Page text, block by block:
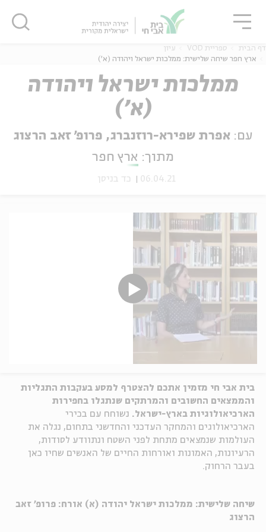
אנגלית
דף הבית ספריית VOD
עיון
ארץ חפר שיחה שלישית: ממלכות ישראל ויהודה (א')
ממלכות ישראל ויהודה
(א')
עם: אפרת שפירא-רוזנברג, פרופ' זאב הרצוג
מתוך: ארץ חפר
06.04.21 כד בניסן
בית אבי חי מזמין אתכם להצטרף למסע בעקבות התגליות
והממצאים החשובים והמרתקים שנתגלו בחפירות
הארכיאולוגיות בארץ-ישראל. נשוחח עם בכירי
הארכיאולוגים והמחקר העדכני והחדשני בתחום, נגלה את
העולמות שנמצאים מתחת לפני השטח ונתוודע לסודות,
הרעיונות, האמונות ואורחות החיים של האנשים שחיו כאן
בעבר הרחוק.
שיחה שלישית: ממלכות ישראל יהודה (א) אורח: פרופ' זאב
הרצוג
סגור